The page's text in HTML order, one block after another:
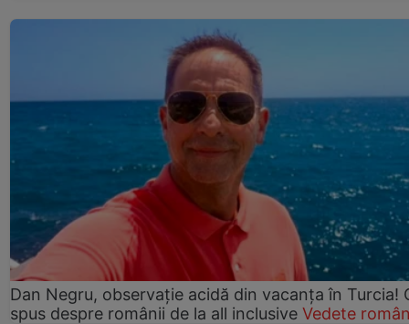
Dan Negru, observație acidă din vacanța în Turcia!
spus despre românii de la all inclusive Vedete